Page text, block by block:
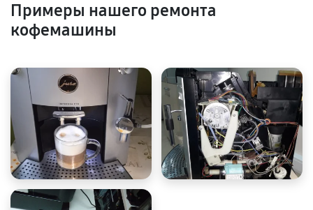
Примеры нашего ремонта
кофемашины